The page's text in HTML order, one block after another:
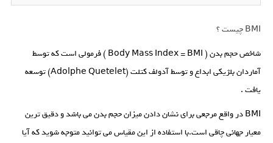
BMI چیست ؟
شاخص حجم بدن ( Body Mass Index = BMI ) فرمولی است که توسط
آماردان بلژیکی ابداع و توسط آدولف کتلت (Adolphe Quetelet) توسعه
یافت .
BMI در واقع مرجعی برای نشان دادن میزان حجم بدن می باشد و دقیق ترین
معیار جهانی چاقی است.با استفاده از این مقیاس می توانید متوجه شوید که آیا